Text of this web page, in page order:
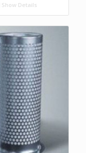
Show Details